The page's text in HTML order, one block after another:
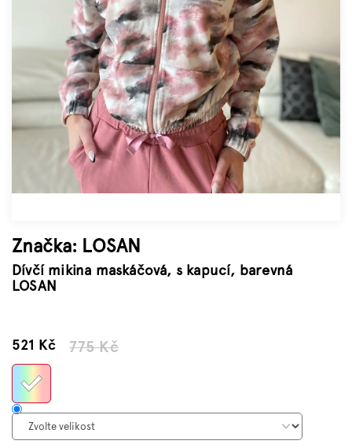
Přihlášení
Značka: LOSAN
Dívčí mikina maskáčová, s kapucí, barevná
LOSAN
775 Kč
521 KčMěrná